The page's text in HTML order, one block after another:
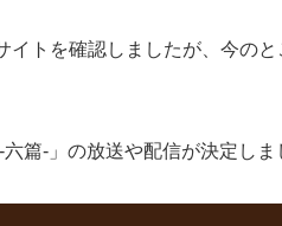
イトを確認しましたが、今の
篇-」の放送や配信が決定しま